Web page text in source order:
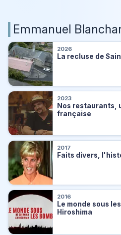
Emmanuel
2026
La recluse de
2023
Nos restaurants,
française
2017
Faits divers,
2016
Le monde sous
Hiroshima